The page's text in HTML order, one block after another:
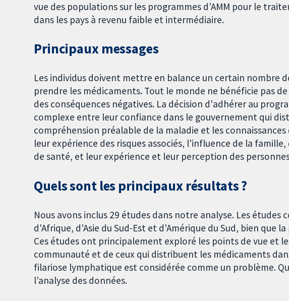
vue des populations sur les programmes d’AMM pour le
dans les pays à revenu faible et intermédiaire.
Principaux messages
Les individus doivent mettre en balance un certain nombre
prendre les médicaments. Tout le monde ne bénéficie pas
des conséquences négatives. La décision d'adhérer au
complexe entre leur confiance dans le gouvernement qui
compréhension préalable de la maladie et les
leur expérience des risques associés, l'influence de la
de santé, et leur expérience et leur perception des
Quels sont les principaux résultats ?
Nous avons inclus 29 études dans notre analyse. Les études
d'Afrique, d'Asie du Sud-Est et d'Amérique du Sud, bien que
Ces études ont principalement exploré les points de vue et
communauté et de ceux qui distribuent les médicaments
filariose lymphatique est considérée comme un problème.
l’analyse des données.